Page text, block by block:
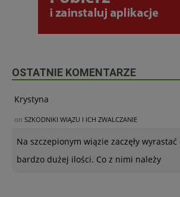
OSTATNIE KOMENTARZE
Krystyna
on SZKODNIKI WIĄZU I ICH ZWALCZANIE
Na szczepionym wiązie zaczęły
bardzo dużej ilości. Co z nimi należy